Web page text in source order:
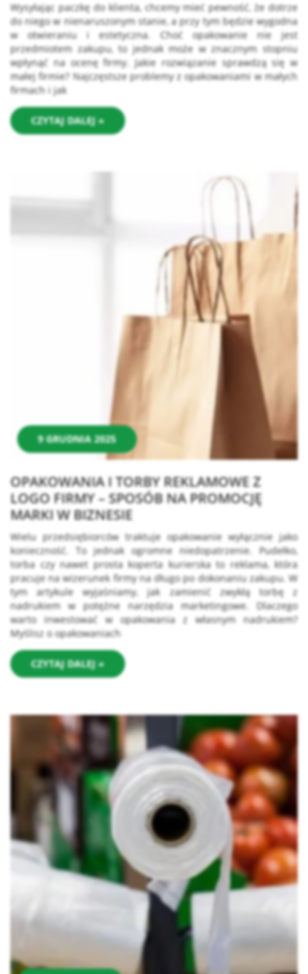
Wysyłając paczkę do klienta, chcemy mieć pewność, że dotrze
do niego w nienaruszonym stanie, a przy tym będzie wygodna
w otwieraniu i estetyczna. Choć opakowanie nie jest
przedmiotem zakupu, to jednak może w znacznym stopniu
wpłynąć na ocenę firmy. Jakie rozwiązanie sprawdzą się w
małej firmie? Najczęstsze problemy z opakowaniami w małych
firmach i jak
CZYTAJ DALEJ »
9 GRUDNIA 2025
OPAKOWANIA I TORBY REKLAMOWE Z
LOGO FIRMY – SPOSÓB NA PROMOCJĘ
MARKI W BIZNESIE
Wielu przedsiębiorców traktuje opakowanie wyłącznie jako
konieczność. To jednak ogromne niedopatrzenie. Pudełko,
torba czy nawet prosta koperta kurierska to reklama, która
pracuje na wizerunek firmy na długo po dokonaniu zakupu. W
tym artykule wyjaśniamy, jak zamienić zwykłą torbę z
nadrukiem w potężne narzędzia marketingowe. Dlaczego
warto inwestować w opakowania z własnym nadrukiem?
Myślisz o opakowaniach
CZYTAJ DALEJ »